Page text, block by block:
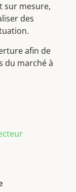
sur mesure,
des
afin de
du marché à